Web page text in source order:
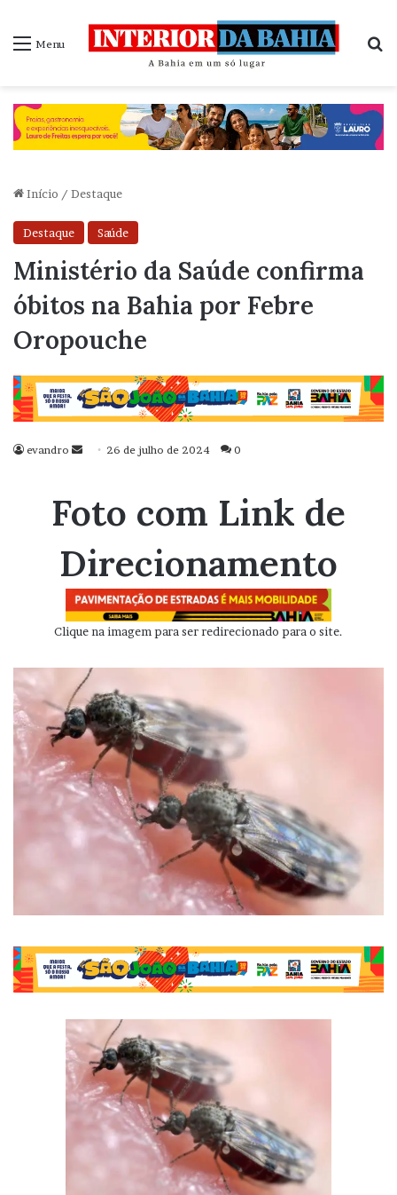
Menu
Início / Destaque
Destaque Saúde
Ministério da Saúde confirma
óbitos na Bahia por Febre
Oropouche
evandro
Mande
mail
26 de julho de 2024 0
Foto com Link de
Direcionamento
Clique na imagem para ser redirecionado para o site.